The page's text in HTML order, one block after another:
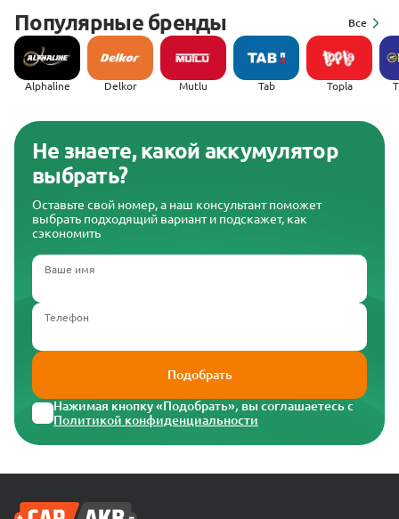
Популярные бренды Все
Alphaline Delkor Mutlu Tab Topla
Не знаете, какой аккумулятор
выбрать?
Оставьте свой номер, а наш консультант поможет
выбрать подходящий вариант и подскажет, как
сэкономить
Ваше имя
Телефон
Подобрать
Нажимая кнопку «Подобрать», вы соглашаетесь с
Политикой конфиденциальности